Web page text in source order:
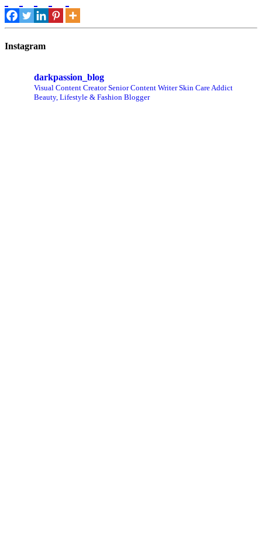
Instagram
darkpassion_blog
Visual Content CreatorSenior Content WriterSkin Care Addict
Beauty, Lifestyle & Fashion Blogger